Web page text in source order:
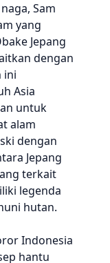
Sam
yang
Jepang
dengan
ini
Asia
untuk
alam
dengan
Jepang
terkait
legenda
hutan.
Indonesia
hantu